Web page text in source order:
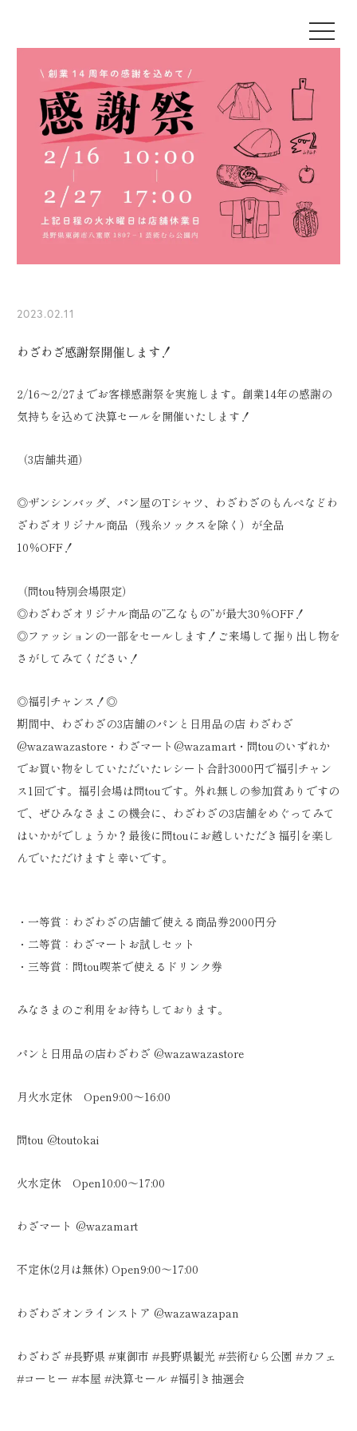
2023.02.11
わざわざ感謝祭開催します！
2/16～2/27までお客様感謝祭を実施します。創業14年の感謝の
気持ちを込めて決算セールを開催いたします！
（3店舗共通）
◎ザンシンバッグ、パン屋のTシャツ、わざわざのもんぺなどわ
ざわざオリジナル商品（残糸ソックスを除く）が全品
10％OFF！
（問tou特別会場限定）
◎わざわざオリジナル商品の”乙なもの”が最大30％OFF！
◎ファッションの一部をセールします！ご来場して掘り出し物を
さがしてみてください！
◎福引チャンス！◎
期間中、わざわざの3店舗のパンと日用品の店 わざわざ
@wazawazastore・わざマート@wazamart・問touのいずれか
でお買い物をしていただいたレシート合計3000円で福引チャン
ス1回です。福引会場は問touです。外れ無しの参加賞ありですの
で、ぜひみなさまこの機会に、わざわざの3店舗をめぐってみて
はいかがでしょうか？最後に問touにお越しいただき福引を楽し
んでいただけますと幸いです。
・一等賞：わざわざの店舗で使える商品券2000円分
・二等賞：わざマートお試しセット
・三等賞：問tou喫茶で使えるドリンク券
みなさまのご利用をお待ちしております。
パンと日用品の店わざわざ @wazawazastore
月火水定休 Open9:00〜16:00
問tou @toutokai
火水定休 Open10:00〜17:00
わざマート @wazamart
不定休(2月は無休) Open9:00〜17:00
わざわざオンラインストア @wazawazapan
わざわざ #長野県 #東御市 #長野県観光 #芸術むら公園 #カフェ
#コーヒー #本屋 #決算セール #福引き抽選会